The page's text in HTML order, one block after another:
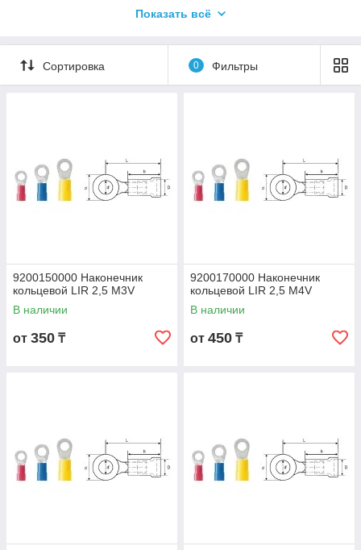
Показать всё
Сортировка 0 Фильтры
9200150000 Наконечник
кольцевой LIR 2,5 M3V
В наличии
от 350 ₸
9200170000 Наконечник
кольцевой LIR 2,5 M4V
В наличии
от 450 ₸